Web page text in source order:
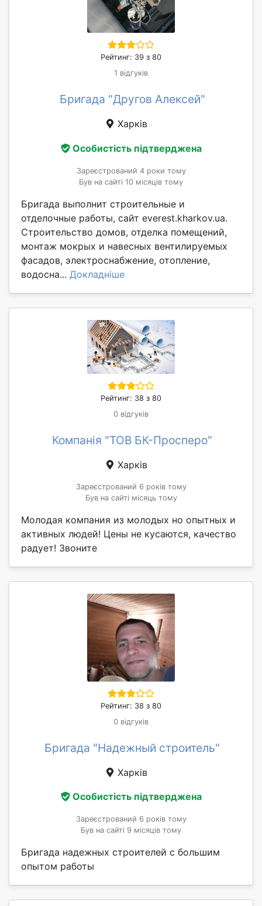
Рейтинг: 39 з 80
1 відгуків
Бригада "Другов Алексей"
Харків
Особистість підтверджена
Зареєстрований 4 роки тому
Був на сайті 10 місяців тому
Бригада выполнит строительные и
отделочные работы, сайт everest.kharkov.ua.
Строительство домов, отделка помещений,
монтаж мокрых и навесных вентилируемых
фасадов, электроснабжение, отопление,
водосна... Докладніше
Рейтинг: 38 з 80
0 відгуків
Компанія "ТОВ БК-Просперо"
Харків
Зареєстрований 6 років тому
Був на сайті місяць тому
Молодая компания из молодых но опытных и
активных людей! Цены не кусаются, качество
радует! Звоните
Рейтинг: 38 з 80
0 відгуків
Бригада "Надежный строитель"
Харків
Особистість підтверджена
Зареєстрований 6 років тому
Був на сайті 9 місяців тому
Бригада надежных строителей с большим
опытом работы